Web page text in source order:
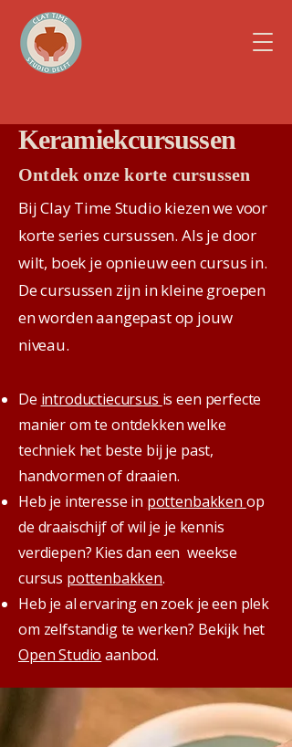
Keramiekcursussen
Ontdek onze korte cursussen
Bij Clay Time Studio kiezen we voor
korte series cursussen. Als je door
wilt, boek je opnieuw een cursus in.
De cursussen zijn in kleine groepen
en worden aangepast op jouw
niveau.
De introductiecursus is een perfecte
manier om te ontdekken welke
techniek het beste bij je past,
handvormen of draaien.
Heb je interesse in pottenbakken op
de draaischijf of wil je je kennis
verdiepen? Kies dan een weekse
cursus pottenbakken.
Heb je al ervaring en zoek je een plek
om zelfstandig te werken? Bekijk het
Open Studio aanbod.